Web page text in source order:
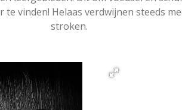
te vinden! Helaas verdwijnen steeds
stroken.